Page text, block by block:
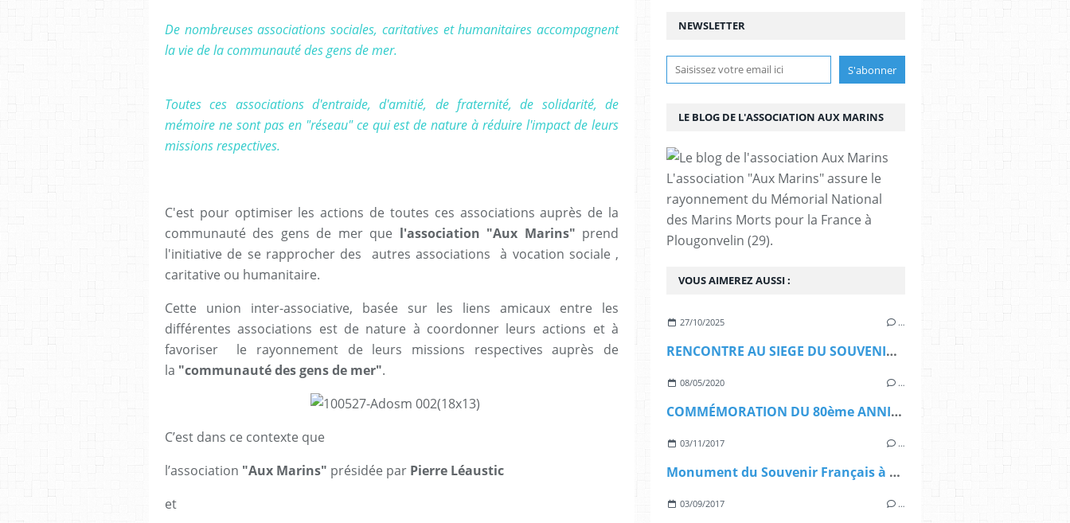
De nombreuses associations sociales, caritatives et humanitaires accompagnent
la vie de la communauté des gens de mer.
Toutes ces associations d'entraide, d'amitié, de fraternité, de solidarité, de
mémoire ne sont pas en "réseau" ce qui est de nature à réduire l'impact de leurs
missions respectives.
C'est pour optimiser les actions de toutes ces associations auprès de la
communauté des gens de mer que l'association "Aux Marins" prend
l'initiative de se rapprocher des autres associations à vocation sociale ,
caritative ou humanitaire.
Cette union inter-associative, basée sur les liens amicaux entre les
différentes associations est de nature à coordonner leurs actions et à
favoriser le rayonnement de leurs missions respectives auprès de
la "communauté des gens de mer".
C’est dans ce contexte que
l’association "Aux Marins" présidée par Pierre Léaustic
et
NEWSLETTER
LE BLOG DE L'ASSOCIATION AUX MARINS
L'association "Aux Marins" assure le
rayonnement du Mémorial National
des Marins Morts pour la France à
Plougonvelin (29).
VOUS AIMEREZ AUSSI :
27/10/2025 …
RENCONTRE AU SIEGE DU SOUVENIR FRANCAIS - PARIS LE 20 OCTOBRE 2025
08/05/2020 …
COMMÉMORATION DU 80ème ANNIVERSAIRE DE L'ATTAQUE DE NAMSOS EN NORVEGE
03/11/2017 …
Monument du Souvenir Français à Bangkok (Thaïlande)
03/09/2017 …